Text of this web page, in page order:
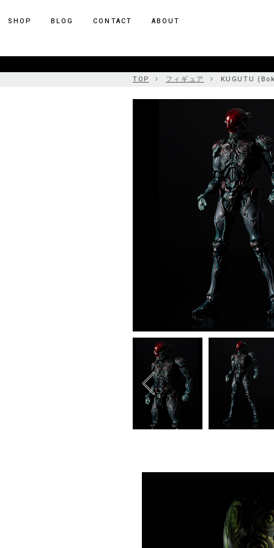
SHOP BLOG CONTACT ABOUT
TOP フィギュア KUGUTU